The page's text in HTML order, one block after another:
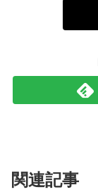
関連記事